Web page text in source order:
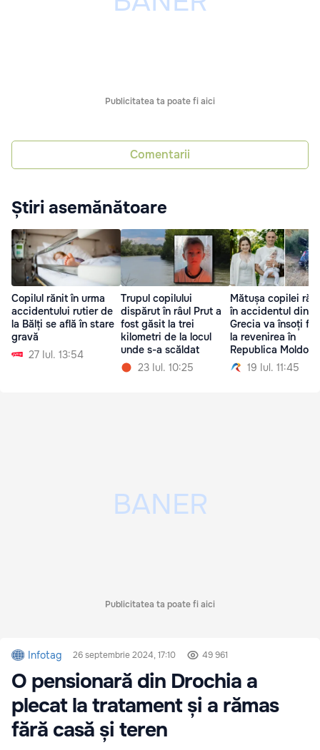
Publicitatea ta poate fi aici
Comentarii
Știri asemănătoare
Copilul rănit în urma
accidentului rutier de
la Bălți se află în stare
gravă
27 Iul. 13:54
Trupul copilului
dispărut în râul Prut a
fost găsit la trei
kilometri de la locul
unde s-a scăldat
23 Iul. 10:25
Mătușa copilei
în accidentul din
Grecia va însoți
la revenirea în
Republica Moldova
19 Iul. 11:45
Publicitatea ta poate fi aici
Infotag 26 septembrie 2024, 17:10 49 961
O pensionară din Drochia a
plecat la tratament și a rămas
fără casă și teren